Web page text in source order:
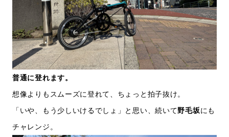
普通に登れます。
想像よりもスムーズに登れて、ちょっと拍子抜け。
「いや、もう少しいけるでしょ」と思い、続いて野毛坂にも
チャレンジ。